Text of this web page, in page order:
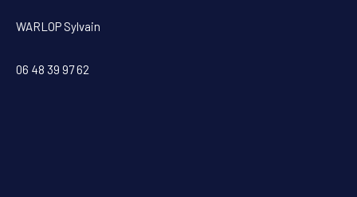
WARLOP Sylvain
06 48 39 97 62